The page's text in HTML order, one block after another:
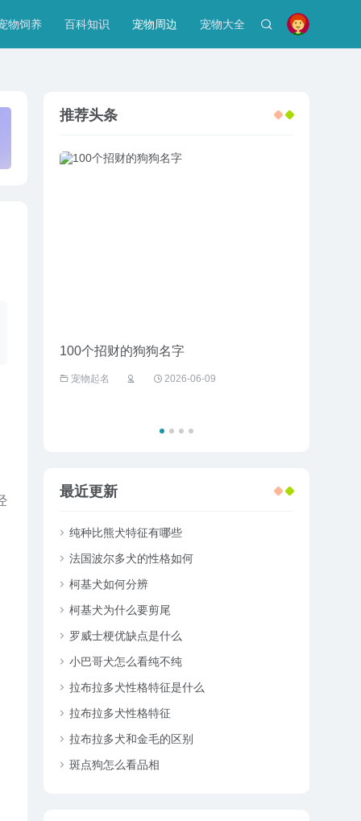
物饲养 百科知识 宠物周边 宠物大全
推荐头条
100个招财的狗狗名字
宠物起名 2026-06-09
最近更新
纯种比熊犬特征有哪些
法国波尔多犬的性格如何
柯基犬如何分辨
柯基犬为什么要剪尾
罗威士梗优缺点是什么
小巴哥犬怎么看纯不纯
拉布拉多犬性格特征是什么
拉布拉多犬性格特征
拉布拉多犬和金毛的区别
斑点狗怎么看品相